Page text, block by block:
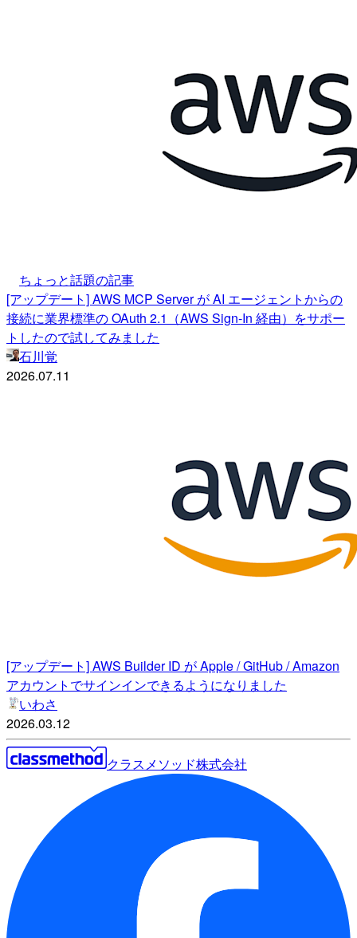
ちょっと話題の記事
[アップデート] AWS MCP Server が AI エージェントからの
接続に業界標準の OAuth 2.1（AWS Sign-In 経由）をサポー
トしたので試してみました
石川覚
2026.07.11
[アップデート] AWS Builder ID が Apple / GitHub / Amazon
アカウントでサインインできるようになりました
いわさ
2026.03.12
クラスメソッド株式会社